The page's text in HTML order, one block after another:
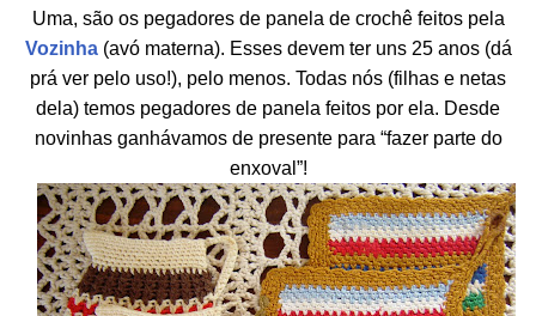
Uma, são os pegadores de panela de crochê feitos pela
Vozinha(avó materna). Esses devem ter uns 25 anos (dá
prá ver pelo uso!), pelo menos. Todas nós (filhas e netas
dela) temos pegadores de panela feitos por ela. Desde
novinhas ganhávamos de presente para “fazer parte do
enxoval”!